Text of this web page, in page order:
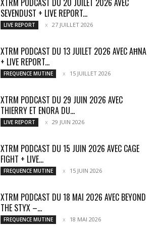
XTRM PODCAST DU 20 JUILET 2026 AVEC
SEVENDUST + LIVE REPORT...
LIVE REPORT 27 JUILLET 2026
XTRM PODCAST DU 13 JUILET 2026 AVEC AĦNA
+ LIVE REPORT...
FREQUENCE MUTINE 15 JUILLET 2026
XTRM PODCAST DU 29 JUIN 2026 AVEC
THIERRY ET ENORA DU...
LIVE REPORT 29 JUIN 2026
XTRM PODCAST DU 15 JUIN 2026 AVEC CAGE
FIGHT + LIVE...
FREQUENCE MUTINE 15 JUIN 2026
XTRM PODCAST DU 18 MAI 2026 AVEC BEYOND
THE STYX –...
FREQUENCE MUTINE 18 MAI 2026